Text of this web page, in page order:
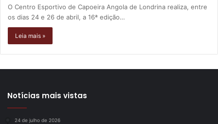
O Centro Esportivo de Capoeira Angola de Londrina realiza, entre
os dias 24 e 26 de abril, a 16ª edição…
Leia mais »
Notícias mais vistas
24 de julho de 2026